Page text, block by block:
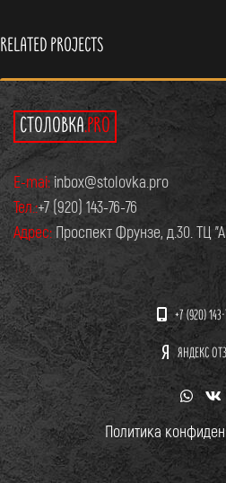
Related projects
Accessories
Imperdiet mauris a nontin
СТОЛОВКА.PRO
E-mai: inbox@stolovka.pro
Тел.:+7 (920) 143-76-76
Адрес: Проспект Фрунзе, д.30. ТЦ
+7 (920)
ЯНДЕКС
Политика